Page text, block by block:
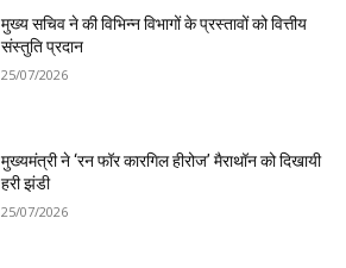
मुख्य सचिव ने की विभिन्न विभागों के प्रस्तावों को वित्तीय
संस्तुति प्रदान
25/07/2026
मुख्यमंत्री ने ‘रन फॉर कारगिल हीरोज’ मैराथॉन को दिखायी
हरी झंडी
25/07/2026